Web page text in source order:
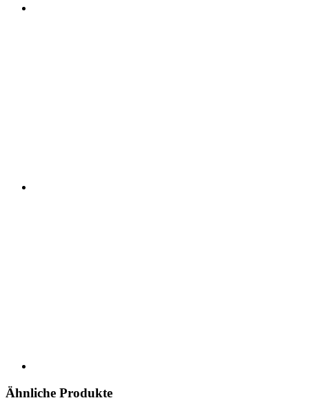
Ähnliche Produkte